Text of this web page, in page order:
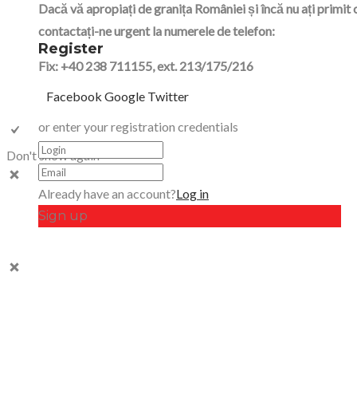
Dacă vă apropiați de granița României și încă nu ați primit
contactați-ne urgent la numerele de telefon:
Fix: +40 238 711155, ext. 213/175/216
Don't show again
Register
Facebook Google Twitter
or enter your registration credentials
Already have an account?Log in
Sign up